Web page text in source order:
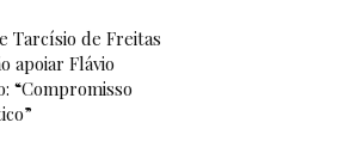
Tarcísio de Freitas
apoiar Flávio
“Compromisso